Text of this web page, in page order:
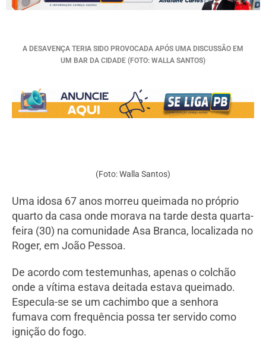
A DESAVENÇA TERIA SIDO PROVOCADA APÓS UMA DISCUSSÃO EM
UM BAR DA CIDADE (FOTO: WALLA SANTOS)
(Foto: Walla Santos)
Uma idosa 67 anos morreu queimada no próprio
quarto da casa onde morava na tarde desta quarta-
feira (30) na comunidade Asa Branca, localizada no
Roger, em João Pessoa.
De acordo com testemunhas, apenas o colchão
onde a vítima estava deitada estava queimado.
Especula-se se um cachimbo que a senhora
fumava com frequência possa ter servido como
ignição do fogo.